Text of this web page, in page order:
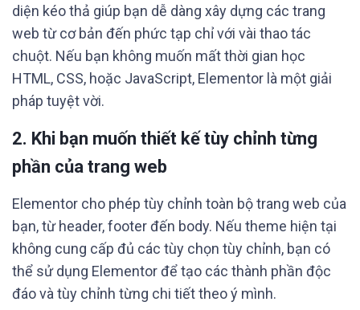
diện kéo thả giúp bạn dễ dàng xây dựng các trang
web từ cơ bản đến phức tạp chỉ với vài thao tác
chuột. Nếu bạn không muốn mất thời gian học
HTML, CSS, hoặc JavaScript, Elementor là một giải
pháp tuyệt vời.
2. Khi bạn muốn thiết kế tùy chỉnh từng
phần của trang web
Elementor cho phép tùy chỉnh toàn bộ trang web của
bạn, từ header, footer đến body. Nếu theme hiện tại
không cung cấp đủ các tùy chọn tùy chỉnh, bạn có
thể sử dụng Elementor để tạo các thành phần độc
đáo và tùy chỉnh từng chi tiết theo ý mình.